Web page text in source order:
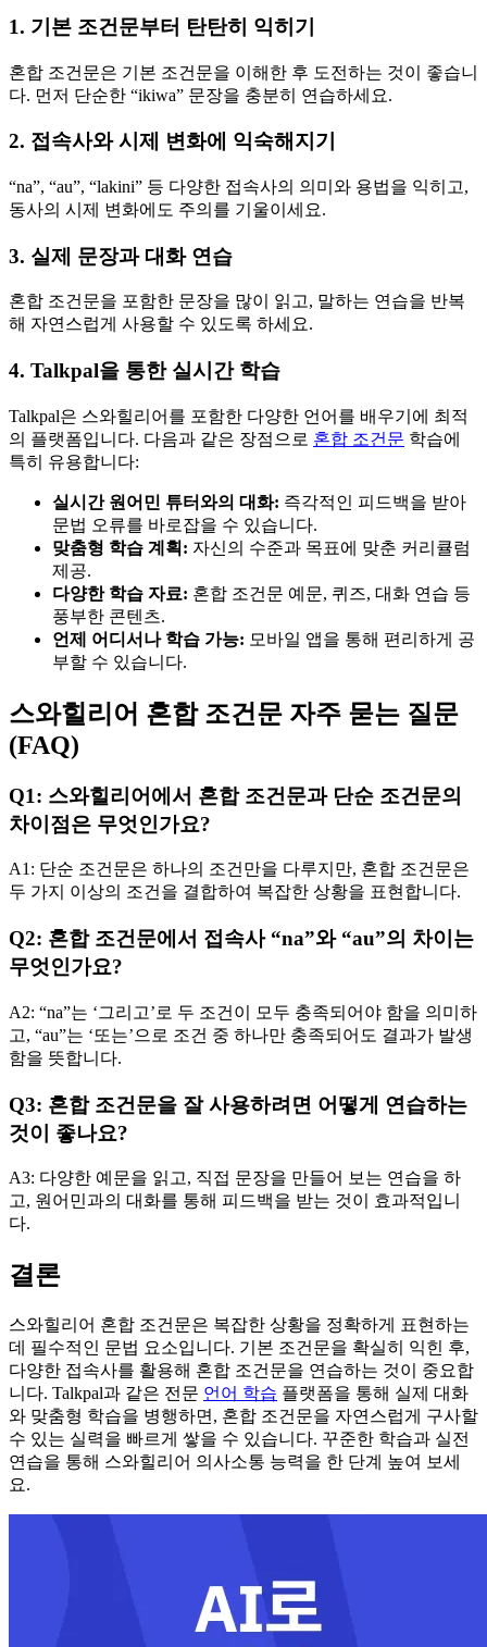
1. 기본 조건문부터 탄탄히 익히기
혼합 조건문은 기본 조건문을 이해한 후 도전하는 것이 좋습니
다. 먼저 단순한 “ikiwa” 문장을 충분히 연습하세요.
2. 접속사와 시제 변화에 익숙해지기
“na”, “au”, “lakini” 등 다양한 접속사의 의미와 용법을 익히고,
동사의 시제 변화에도 주의를 기울이세요.
3. 실제 문장과 대화 연습
혼합 조건문을 포함한 문장을 많이 읽고, 말하는 연습을 반복
해 자연스럽게 사용할 수 있도록 하세요.
4. Talkpal을 통한 실시간 학습
Talkpal은 스와힐리어를 포함한 다양한 언어를 배우기에 최적
의 플랫폼입니다. 다음과 같은 장점으로 혼합 조건문 학습에
특히 유용합니다:
실시간 원어민 튜터와의 대화: 즉각적인 피드백을 받아
문법 오류를 바로잡을 수 있습니다.
맞춤형 학습 계획: 자신의 수준과 목표에 맞춘 커리큘럼
제공.
다양한 학습 자료: 혼합 조건문 예문, 퀴즈, 대화 연습 등
풍부한 콘텐츠.
언제 어디서나 학습 가능: 모바일 앱을 통해 편리하게 공
부할 수 있습니다.
스와힐리어 혼합 조건문 자주 묻는 질문
(FAQ)
Q1: 스와힐리어에서 혼합 조건문과 단순 조건문의
차이점은 무엇인가요?
A1: 단순 조건문은 하나의 조건만을 다루지만, 혼합 조건문은
두 가지 이상의 조건을 결합하여 복잡한 상황을 표현합니다.
Q2: 혼합 조건문에서 접속사 “na”와 “au”의 차이는
무엇인가요?
A2: “na”는 ‘그리고’로 두 조건이 모두 충족되어야 함을 의미하
고, “au”는 ‘또는’으로 조건 중 하나만 충족되어도 결과가 발생
함을 뜻합니다.
Q3: 혼합 조건문을 잘 사용하려면 어떻게 연습하는
것이 좋나요?
A3: 다양한 예문을 읽고, 직접 문장을 만들어 보는 연습을 하
고, 원어민과의 대화를 통해 피드백을 받는 것이 효과적입니
다.
결론
스와힐리어 혼합 조건문은 복잡한 상황을 정확하게 표현하는
데 필수적인 문법 요소입니다. 기본 조건문을 확실히 익힌 후,
다양한 접속사를 활용해 혼합 조건문을 연습하는 것이 중요합
니다. Talkpal과 같은 전문 언어 학습 플랫폼을 통해 실제 대화
와 맞춤형 학습을 병행하면, 혼합 조건문을 자연스럽게 구사할
수 있는 실력을 빠르게 쌓을 수 있습니다. 꾸준한 학습과 실전
연습을 통해 스와힐리어 의사소통 능력을 한 단계 높여 보세
요.